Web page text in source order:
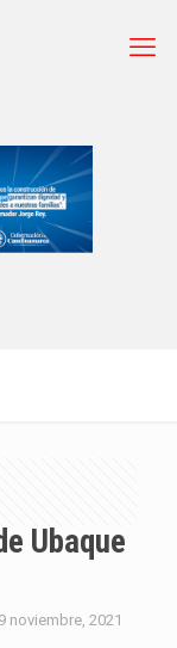
Ubaque
noviembre, 2021